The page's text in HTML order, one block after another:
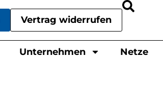
Vertrag widerrufen
Unternehmen Netze